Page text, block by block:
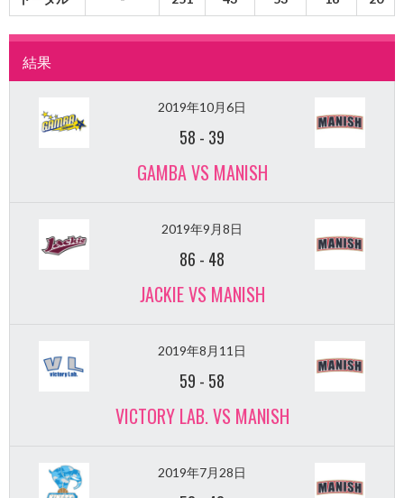
結果
2019年10月6日
58 - 39
GAMBA VS MANISH
2019年9月8日
86 - 48
JACKIE VS MANISH
2019年8月11日
59 - 58
VICTORY LAB. VS MANISH
2019年7月28日